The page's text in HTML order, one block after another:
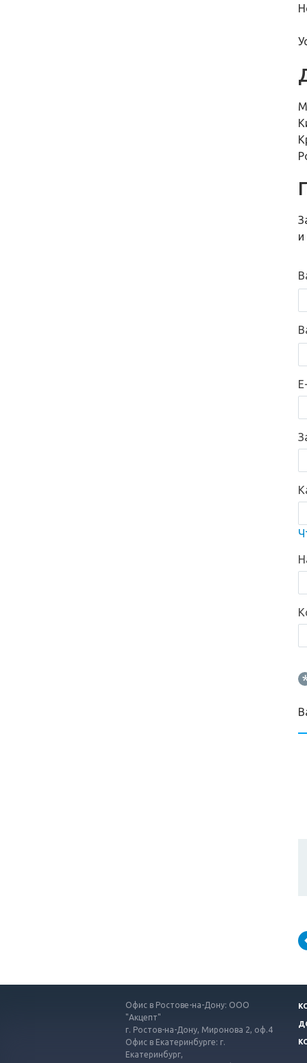
и
*
Офис в Ростове-на-Дону: ООО
"Акцепт"
г. Ростов-на-Дону, Миронова 2, оф.4
Офис в Екатеринбурге: г.
Екатеринбург,